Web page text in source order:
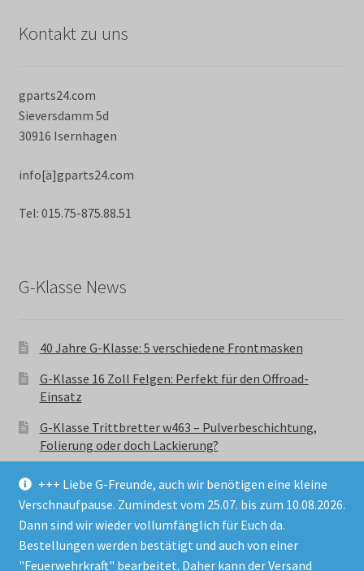
+++ Liebe G-Freunde, auch wir benötigen eine kleine
Verschnaufpause. Zumindest vom 25.07. bis zum 10.08.2026.
Dann sind wir wieder vollumfänglich für Euch da.
Bestellungen werden bestätigt und auch von einer
"Feuerwehrkraft" bearbeitet. Daher kann der Versand
Kontakt zu uns
gparts24.com
Sieversdamm 5d
30916 Isernhagen
info[ä]gparts24.com
Tel: 015.75-875.88.51
G-Klasse News
40 Jahre G-Klasse: 5 verschiedene Frontmasken
G-Klasse 16 Zoll Felgen: Perfekt für den Offroad-
Einsatz
G-Klasse Trittbretter w463 – Pulverbeschichtung,
Folierung oder doch Lackierung?
© GParts24 - G-Klasse w463 Trittbretter, Felgen,
Ersatzteile & Zubebehör.